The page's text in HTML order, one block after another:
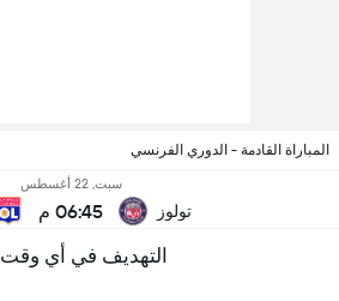
المباراة القادمة - الدوري الفرنسي
تولوز
سبت, 22 أغسطس
06:45 م
التهديف في أي وقت